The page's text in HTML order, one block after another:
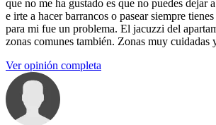
que no me ha gustado es que no puedes dejar
e irte a hacer barrancos o pasear siempre
para mi fue un problema. El jacuzzi del
zonas comunes también. Zonas muy cuidadas
Ver opinión completa